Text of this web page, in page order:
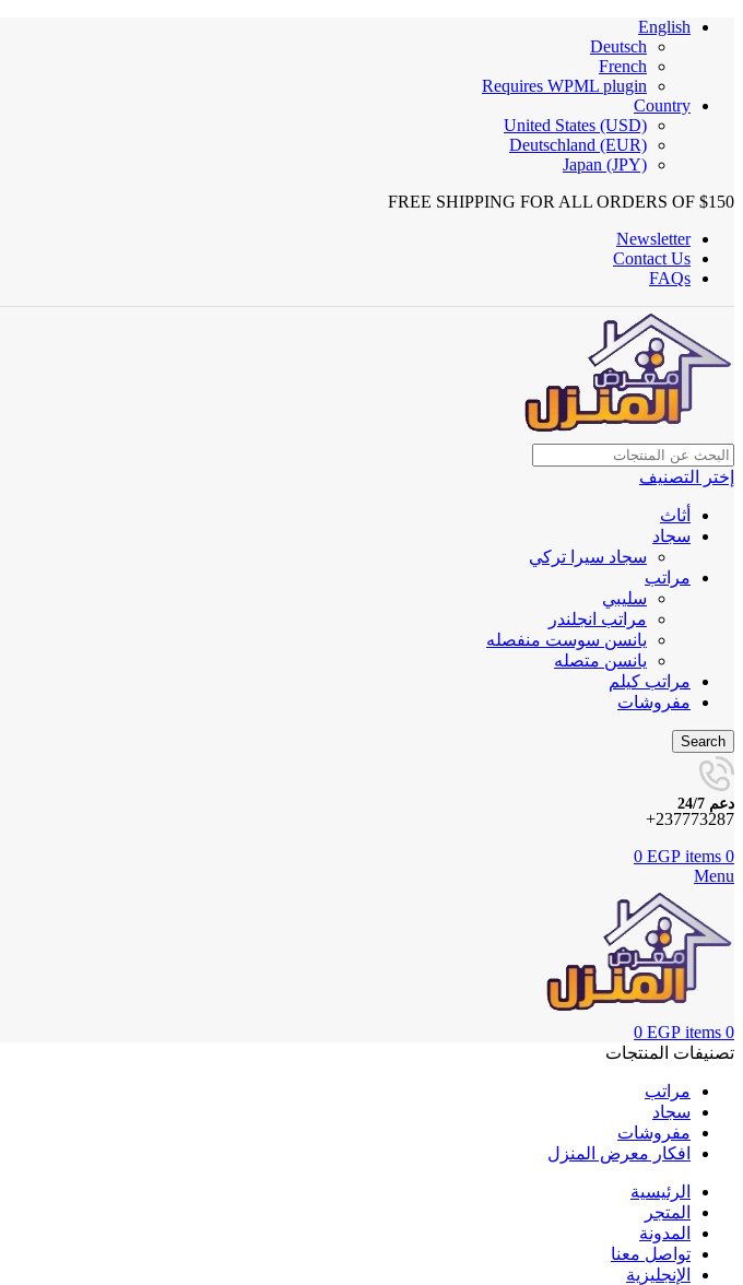
English
Deutsch
French
Requires WPML plugin
Country
United States (USD)
Deutschland (EUR)
Japan (JPY)
FREE SHIPPING FOR ALL ORDERS OF $150
Newsletter
Contact Us
FAQs
إختر التصنيف
أثاث
سجاد
سجاد سيرا تركي
مراتب
سليبي
مراتب انجلندر
يانسن سوست منفصله
يانسن متصله
مراتب كيلم
مفروشات
Search
دعم 24/7
237773287+
0
items
0 EGP
Menu
0
items
0 EGP
تصنيفات المنتجات
مراتب
سجاد
مفروشات
افكار معرض المنزل
الرئيسية
المتجر
المدونة
تواصل معنا
الإنجليزية